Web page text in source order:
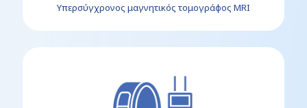
Υπερσύγχρονος μαγνητικός τομογράφος MRI